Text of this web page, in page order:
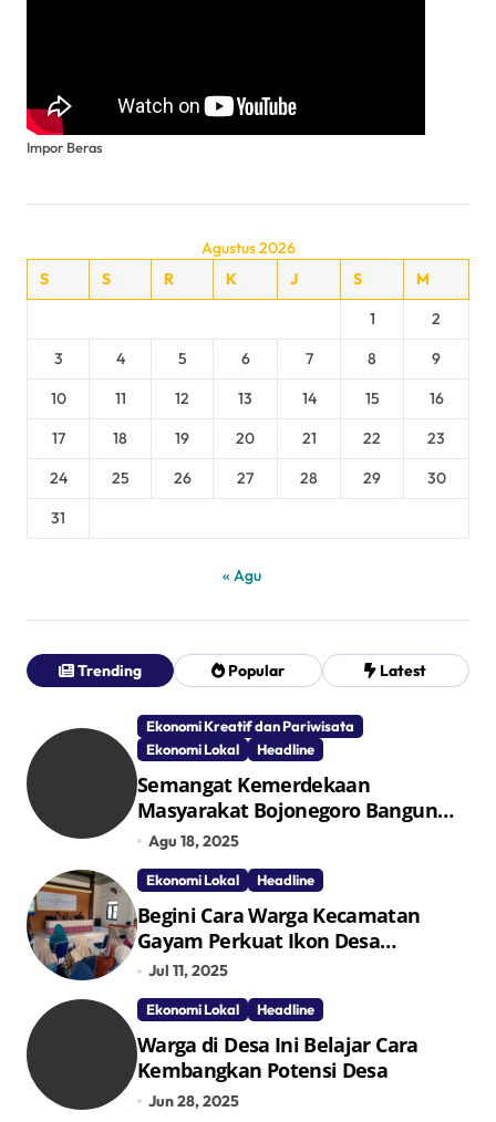
Impor Beras
Agustus 2026
S
S R K J S
M
1
2
3
4 5 6 7 8
9
10
11 12 13 14 15
16
17
18 19 20 21 22
23
24
25 26 27 28 29
30
31
« Agu
Trending Popular Latest
Ekonomi Kreatif dan Pariwisata
Ekonomi Lokal
Headline
Semangat Kemerdekaan
Masyarakat Bojonegoro Bangun
Desa Mandiri Ekonomi
Agu 18, 2025
Ekonomi Lokal Headline
Begini Cara Warga Kecamatan
Gayam Perkuat Ikon Desa
Penggerak Ekonomi Lokal Melalui
TPID
Jul 11, 2025
Ekonomi Lokal Headline
Warga di Desa Ini Belajar Cara
Kembangkan Potensi Desa
Jun 28, 2025